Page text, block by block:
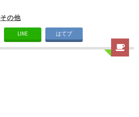
その他
LINE はてブ